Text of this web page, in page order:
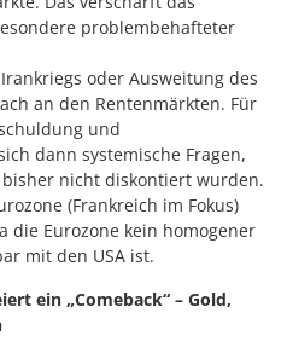
problembehafteter
oder Ausweitung des
an den Rentenmärkten. Für
und
dann systemische Fragen,
nicht diskontiert wurden.
(Frankreich im Fokus)
die Eurozone kein homogener
mit den USA ist.
ein „Comeback“ – Gold,